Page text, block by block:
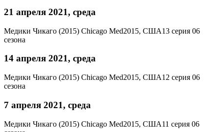
21 апреля 2021, среда
Медики Чикаго (2015) Chicago Med2015, США13 серия 06
сезона
14 апреля 2021, среда
Медики Чикаго (2015) Chicago Med2015, США12 серия 06
сезона
7 апреля 2021, среда
Медики Чикаго (2015) Chicago Med2015, США11 серия 06